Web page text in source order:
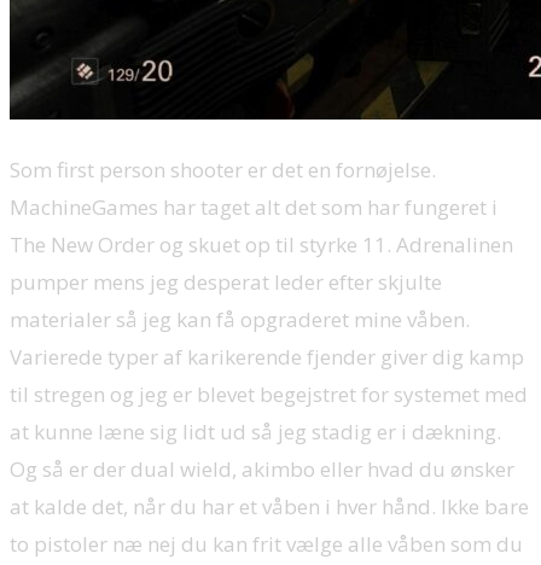
Som first person shooter er det en fornøjelse.
MachineGames har taget alt det som har fungeret i
The New Order og skuet op til styrke 11. Adrenalinen
pumper mens jeg desperat leder efter skjulte
materialer så jeg kan få opgraderet mine våben.
Varierede typer af karikerende fjender giver dig kamp
til stregen og jeg er blevet begejstret for systemet med
at kunne læne sig lidt ud så jeg stadig er i dækning.
Og så er der dual wield, akimbo eller hvad du ønsker
at kalde det, når du har et våben i hver hånd. Ikke bare
to pistoler næ nej du kan frit vælge alle våben som du